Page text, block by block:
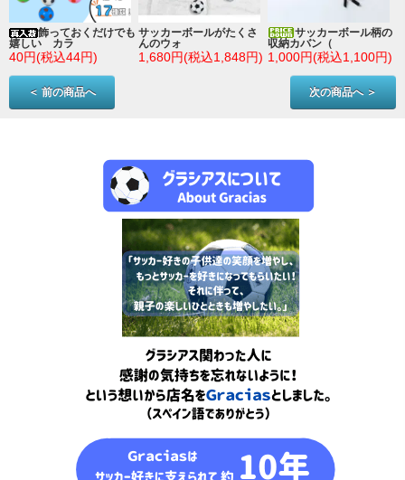
飾っておくだけでも
嬉しい カラ
40円(税込44円)
サッカーボールがたくさ
んのウォ
1,680円(税込1,848円)
サッカーボール柄の
収納カバン（
1,000円(税込1,100円)
＜ 前の商品へ 次の商品へ ＞